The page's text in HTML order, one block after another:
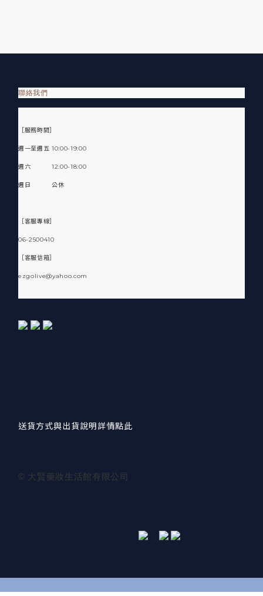
聯絡我們
［服務時間］
週一至週五 10:00-19:00
週六 12:00-18:00
週日 公休
［客服專線］
06-2500410
［客服信箱］
ezgolive@yahoo.com
送貨方式與出貨說明詳情點此
© 大賢藥妝生活館有限公司